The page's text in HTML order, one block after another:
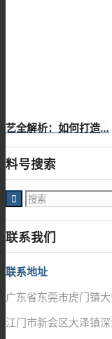
艺全解析：如何打造…
料号搜索
联系我们
联系地址
广东省东莞市虎门镇
江门市新会区大泽镇